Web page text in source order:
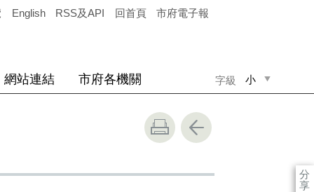
English RSS及API 回首頁 市府電子報
字級 小
網站連結 市府各機關
分
享